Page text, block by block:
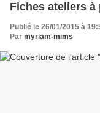
Fiches ateliers à
Publié le 26/01/2015 à
Par myriam-mims